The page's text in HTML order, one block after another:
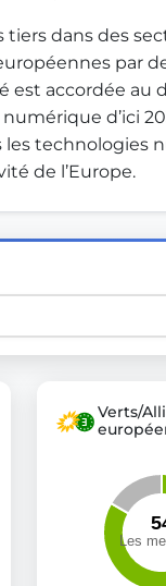
thousands of
tiers dans des
par
est accordée au
d’ici
technologies
de l’Europe.
Verts/